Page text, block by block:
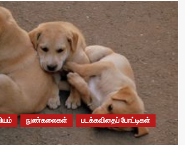
நுண்கலைகள்
படக்கவிதைப் போட்டிகள்